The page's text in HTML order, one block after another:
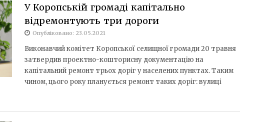
У Коропській громаді капітально
відремонтують три дороги
Опубліковано: 23.05.2021
Виконавчий комітет Коропської селищної громади 20 травня
затвердив проектно-кошторисну документацію на
капітальний ремонт трьох доріг у населених пунктах. Таким
чином, цього року планується ремонт таких доріг: вулиці